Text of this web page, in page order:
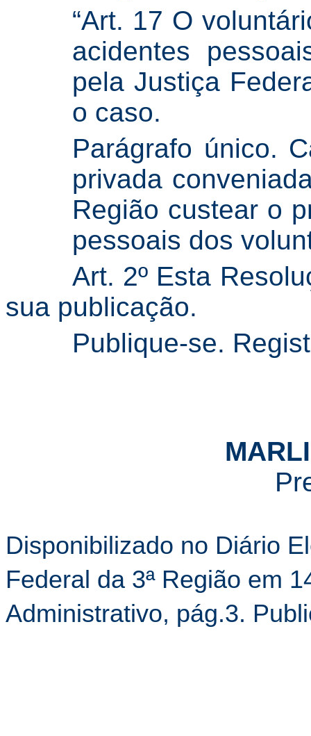
“Art. 17 O
acidentes
pela Justiça
o caso.
Parágrafo único.
privada
Região custear o
pessoais dos
Art. 2º Esta
sua publicação.
Publique-se.
Disponibilizado no Diário
Federal da 3ª Região em
Administrativo, pág.3.